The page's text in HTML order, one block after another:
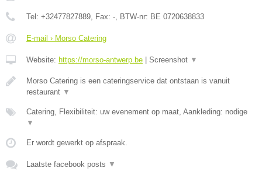
Tel: +32477827889, Fax: -, BTW-nr: BE 0720638833
E-mail › Morso Catering
Website: https://morso-antwerp.be Screenshot ▼
Morso Catering is een cateringservice dat ontstaan is vanuit
restaurant ▼
Catering, Flexibiliteit: uw evenement op maat, Aankleding: nodige
▼
Er wordt gewerkt op afspraak.
Laatste facebook posts ▼